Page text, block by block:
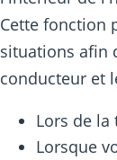
Cette fonction
situations afin
conducteur et
Lors de la
Lorsque